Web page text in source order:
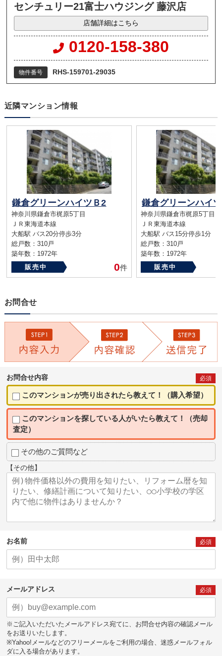
センチュリー21富士ハウジング 藤沢店
店舗詳細はこちら
0120-158-380
物件番号 RHS-159701-29035
近隣マンション情報
鎌倉グリーンハイツＢ2
神奈川県鎌倉市梶原5丁目
ＪＲ東海道本線
大船駅 バス20分停歩3分
総戸数：310戸
築年数：1972年
販売中
0件
鎌倉グリーンハイ
神奈川県鎌倉市梶原5丁目
ＪＲ東海道本線
大船駅 バス15分停歩1分
総戸数：310戸
築年数：1972年
販売中
お問合せ
お問合せ内容 必須
このマンションが売り出されたら教えて！（購入希望）
このマンションを探している人がいたら教えて！（売却
査定）
その他のご質問など
【その他】
お名前 必須
メールアドレス 必須
※ご記入いただいたメールアドレス宛てに、お問合せ内容の確認メール
をお送りいたします。
※Yahoo!メールなどのフリーメールをご利用の場合、迷惑メールフォル
ダに入る場合があります。